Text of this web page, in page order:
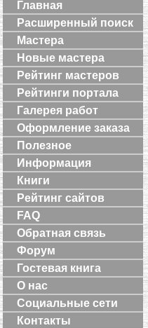
Главная
Расширенный поиск
Мастера
Новые мастера
Рейтинг мастеров
Рейтинги портала
Галерея работ
Оформление заказа
Полезное
Информация
Книги
Рейтинг сайтов
FAQ
Обратная связь
Форум
Гостевая книга
О нас
Социальные сети
Контакты